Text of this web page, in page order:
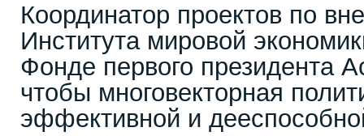
Координатор проектов по
Института мировой
Фонде первого президента
чтобы многовекторная
эффективной и